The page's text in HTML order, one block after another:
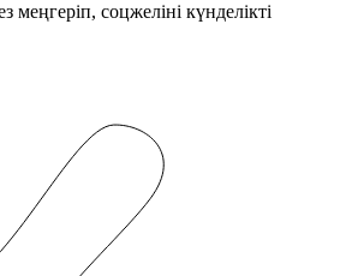
меңгеріп, соцжеліні күнделікті